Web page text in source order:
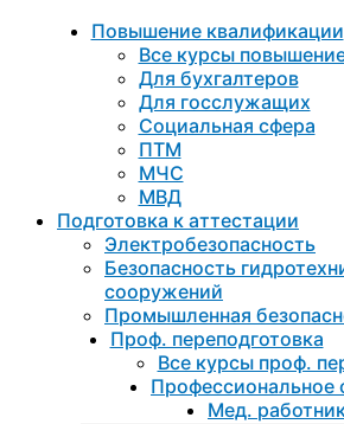
Повышение квалификации
Все курсы
Для бухгалтеров
Для госслужащих
Социальная сфера
ПТМ
МЧС
МВД
Подготовка к aттестации
Электробезопасность
Безопасность
сооружений
Промышленная
Проф. переподготовка
Все курсы проф.
Профессиональное
Мед.